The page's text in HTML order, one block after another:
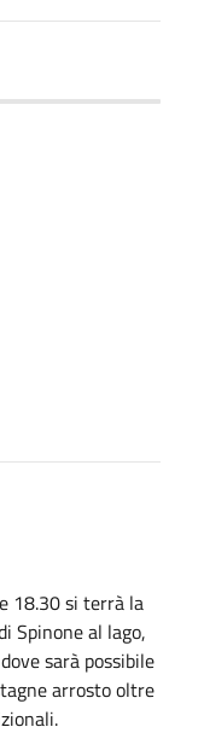
18.30 si terrà la
Spinone al lago,
sarà possibile
arrosto oltre